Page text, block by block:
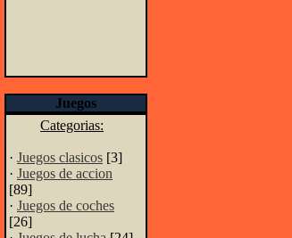
Juegos
Categorias:
· Juegos clasicos [3]
· Juegos de accion
[89]
· Juegos de coches
[26]